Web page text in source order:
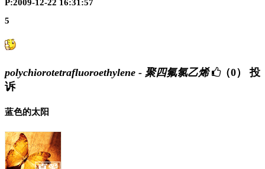
P:2009-12-22 16:31:57
5
polychiorotetrafluoroethylene - 聚四氟氯乙烯 （0）
投
诉
蓝色的太阳